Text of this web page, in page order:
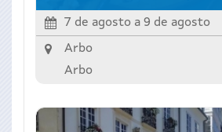
7 de agosto a 9 de agosto
Arbo
Arbo